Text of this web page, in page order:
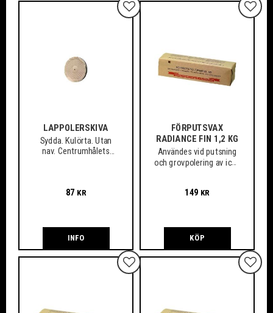
LAPPOLERSKIVA
Sydda. Kulörta. Utan
nav. Centrumhålets
87 KR
Lägg till i favoriter
INFO
FÖRPUTSVAX
RADIANCE FIN 1,2 KG
Användes vid putsning
och grovpolering av icke
149 KR
Lägg
KÖP
Lägg till i favoriter Lägg